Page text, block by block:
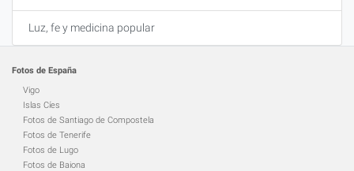
Luz, fe y medicina popular
Fotos de España
Vigo
Islas Cíes
Fotos de Santiago de Compostela
Fotos de Tenerife
Fotos de Lugo
Fotos de Baiona